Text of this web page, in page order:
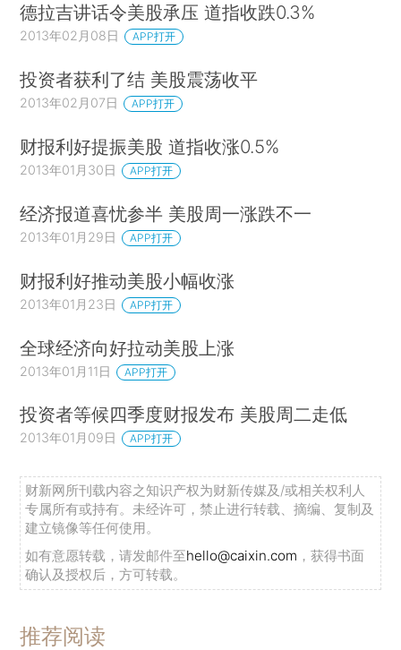
德拉吉讲话令美股承压 道指收跌0.3%
2013年02月08日 APP打开
投资者获利了结 美股震荡收平
2013年02月07日 APP打开
财报利好提振美股 道指收涨0.5%
2013年01月30日 APP打开
经济报道喜忧参半 美股周一涨跌不一
2013年01月29日 APP打开
财报利好推动美股小幅收涨
2013年01月23日 APP打开
全球经济向好拉动美股上涨
2013年01月11日 APP打开
投资者等候四季度财报发布 美股周二走低
2013年01月09日 APP打开
财新网所刊载内容之知识产权为财新传媒及/或相关权利人
专属所有或持有。未经许可，禁止进行转载、摘编、复制及
建立镜像等任何使用。
如有意愿转载，请发邮件至hello@caixin.com ，获得书面
确认及授权后，方可转载。
推荐阅读